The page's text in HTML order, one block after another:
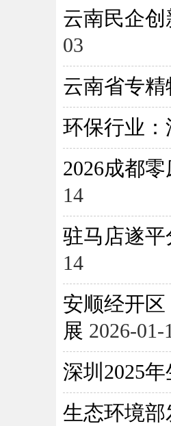
云南民企
03
云南省专
环保行业
2026成都
14
驻马店遂平
14
安顺经开
展 2026-01-
深圳2025
生态环境